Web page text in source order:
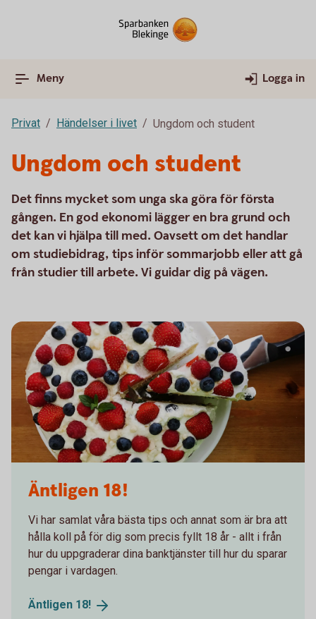
Meny Logga in
Privat Händelser i livet Ungdom och student
Ungdom och student
Det finns mycket som unga ska göra för första
gången. En god ekonomi lägger en bra grund och
det kan vi hjälpa till med. Oavsett om det handlar
om studiebidrag, tips inför sommarjobb eller att gå
från studier till arbete. Vi guidar dig på vägen.
Äntligen 18!
Vi har samlat våra bästa tips och annat som är bra att
hålla koll på för dig som precis fyllt 18 år - allt i från
hur du uppgraderar dina banktjänster till hur du sparar
pengar i vardagen.
Äntligen 18!